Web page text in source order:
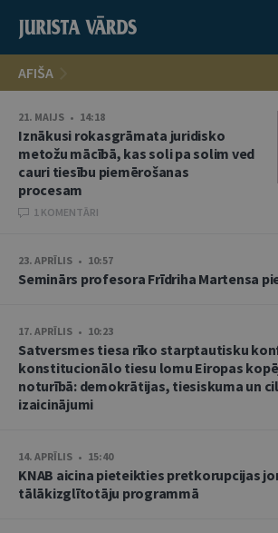
AFIŠA
21. MAIJS • 14:18
Iznākusi rokasgrāmata juridisko
metožu mācībā, kas soli pa solim ved
cauri tiesību piemērošanas
procesam
1 KOMENTĀRI
23. APRĪLIS • 10:57
Seminārs profesora Frīdriha Martensa
17. APRĪLIS • 10:23
Satversmes tiesa rīko starptautisku
konstitucionālo tiesu lomu Eiropas
noturībā: demokrātijas, tiesiskuma un
izaicinājumi
14. APRĪLIS • 15:40
KNAB aicina pieteikties pretkorupcijas
tālākizglītotāju programmā